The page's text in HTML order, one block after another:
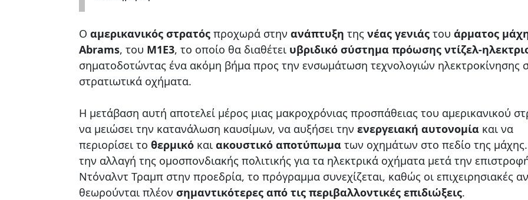
Ο αμερικανικός στρατός προχωρά στην ανάπτυξη της νέας γενιάς του άρματος
Abrams, του M1E3, το οποίο θα διαθέτει υβριδικό σύστημα πρόωσης ντίζελ-
σηματοδοτώντας ένα ακόμη βήμα προς την ενσωμάτωση τεχνολογιών ηλεκτροκίνησης
στρατιωτικά οχήματα.
Η μετάβαση αυτή αποτελεί μέρος μιας μακροχρόνιας προσπάθειας του αμερικανικού
να μειώσει την κατανάλωση καυσίμων, να αυξήσει την ενεργειακή αυτονομία και να
περιορίσει το θερμικό και ακουστικό αποτύπωμα των οχημάτων στο πεδίο της
την αλλαγή της ομοσπονδιακής πολιτικής για τα ηλεκτρικά οχήματα μετά την
Ντόναλντ Τραμπ στην προεδρία, το πρόγραμμα συνεχίζεται, καθώς οι επιχειρησιακές
θεωρούνται πλέον σημαντικότερες από τις περιβαλλοντικές επιδιώξεις.